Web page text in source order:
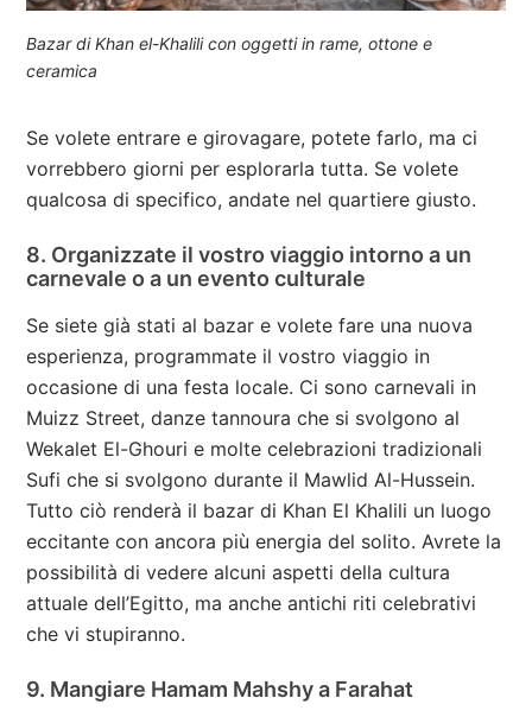
Bazar di Khan el-Khalili con oggetti in rame, ottone e
ceramica
Se volete entrare e girovagare, potete farlo, ma ci
vorrebbero giorni per esplorarla tutta. Se volete
qualcosa di specifico, andate nel quartiere giusto.
8. Organizzate il vostro viaggio intorno a un
carnevale o a un evento culturale
Se siete già stati al bazar e volete fare una nuova
esperienza, programmate il vostro viaggio in
occasione di una festa locale. Ci sono carnevali in
Muizz Street, danze tannoura che si svolgono al
Wekalet El-Ghouri e molte celebrazioni tradizionali
Sufi che si svolgono durante il Mawlid Al-Hussein.
Tutto ciò renderà il bazar di Khan El Khalili un luogo
eccitante con ancora più energia del solito. Avrete la
possibilità di vedere alcuni aspetti della cultura
attuale dell’Egitto, ma anche antichi riti celebrativi
che vi stupiranno.
9. Mangiare Hamam Mahshy a Farahat